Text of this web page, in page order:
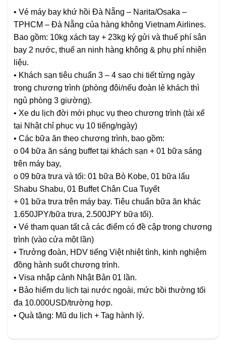
• Vé máy bay khứ hồi Đà Nẵng – Narita/Osaka –
TPHCM – Đà Nẵng của hàng không Vietnam Airlines.
Bao gồm: 10kg xách tay + 23kg ký gửi và thuế phí sân
bay 2 nước, thuế an ninh hàng không & phụ phí nhiên
liệu.
• Khách sạn tiêu chuẩn 3 – 4 sao chi tiết từng ngày
trong chương trình (phòng đôi/nếu đoàn lẻ khách thì
ngủ phòng 3 giường).
• Xe du lịch đời mới phục vụ theo chương trình (tài xế
tại Nhật chỉ phục vụ 10 tiếng/ngày)
• Các bữa ăn theo chương trình, bao gồm:
o 04 bữa ăn sáng buffet tại khách sạn + 01 bữa sáng
trên máy bay,
o 09 bữa trưa và tối: 01 bữa Bò Kobe, 01 bữa lẩu
Shabu Shabu, 01 Buffet Chân Cua Tuyết
+ 01 bữa trưa trên máy bay. Tiêu chuẩn bữa ăn khác
1.650JPY/bữa trưa, 2.500JPY bữa tối).
• Vé tham quan tất cả các điểm có đề cập trong chương
trình (vào cửa một lần)
• Trưởng đoàn, HDV tiếng Việt nhiệt tình, kinh nghiệm
đồng hành suốt chương trình.
• Visa nhập cảnh Nhật Bản 01 lần.
• Bảo hiểm du lịch tại nước ngoài, mức bồi thường tối
đa 10.000USD/trường hợp.
• Quà tặng: Mũ du lịch + Tag hành lý.